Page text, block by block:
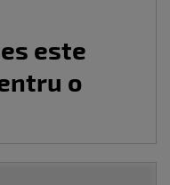
este
o